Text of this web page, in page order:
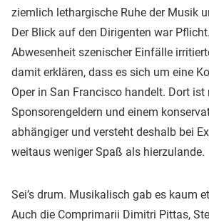
ziemlich lethargische Ruhe der Musik
Der Blick auf den Dirigenten war
Abwesenheit szenischer Einfälle
damit erklären, dass es sich um eine
Oper in San Francisco handelt. Dort ist
Sponsorengeldern und einem
abhängiger und versteht deshalb bei
weitaus weniger Spaß als hierzulande.
Sei’s drum. Musikalisch gab es kaum
Auch die Comprimarii Dimitri Pittas,